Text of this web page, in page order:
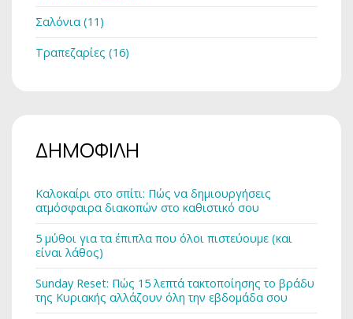
Σαλόνια (11)
Τραπεζαρίες (16)
ΔΗΜΟΦΙΛΗ
Καλοκαίρι στο σπίτι: Πώς να δημιουργήσεις
ατμόσφαιρα διακοπών στο καθιστικό σου
5 μύθοι για τα έπιπλα που όλοι πιστεύουμε (και
είναι λάθος)
Sunday Reset: Πώς 15 λεπτά τακτοποίησης το βράδυ
της Κυριακής αλλάζουν όλη την εβδομάδα σου